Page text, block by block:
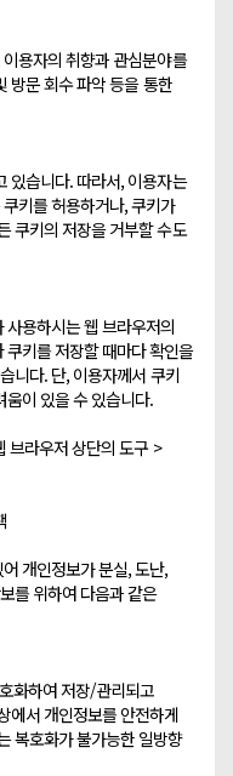
용자의 취향과 관심분야를
방문 회수 파악 등을 통한
있습니다. 따라서, 이용자는
키를 허용하거나, 쿠키가
쿠키의 저장을 거부할 수도
용하시는 웹 브라우저의
키를 저장할 때마다 확인을
니다. 단, 이용자께서 쿠키
이 있을 수 있습니다.
브라우저 상단의 도구 >
개인정보가 분실, 도난,
를 위하여 다음과 같은
화하여 저장/관리되고
에서 개인정보를 안전하게
복호화가 불가능한 일방향